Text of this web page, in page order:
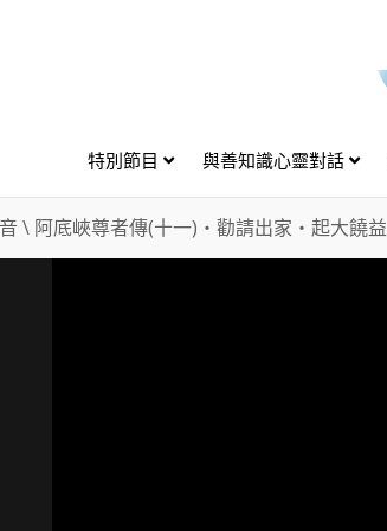
特別節目 與善知識心靈對話
\ 阿底峽尊者傳(十一)・勸請出家・起大饒益